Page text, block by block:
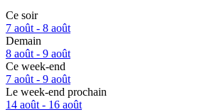
Ce soir
7 août - 8 août
Demain
8 août - 9 août
Ce week-end
7 août - 9 août
Le week-end prochain
14 août - 16 août